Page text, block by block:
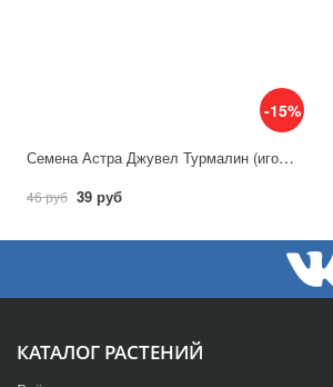
-15%
Семена Астра Джувел Турмалин (игольчато-коготковая) / Гавриш
46 руб 39 руб
КАТАЛОГ РАСТЕНИЙ